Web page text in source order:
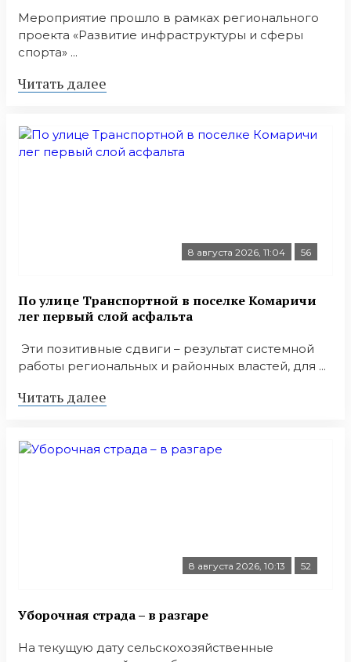
Мероприятие прошло в рамках регионального
проекта «Развитие инфраструктуры и сферы
спорта» ...
Читать далее
8 августа 2026, 11:04 56
По улице Транспортной в поселке Комаричи
лег первый слой асфальта
Эти позитивные сдвиги – результат системной
работы региональных и районных властей, для ...
Читать далее
8 августа 2026, 10:13 52
Уборочная страда – в разгаре
На текущую дату сельскохозяйственные